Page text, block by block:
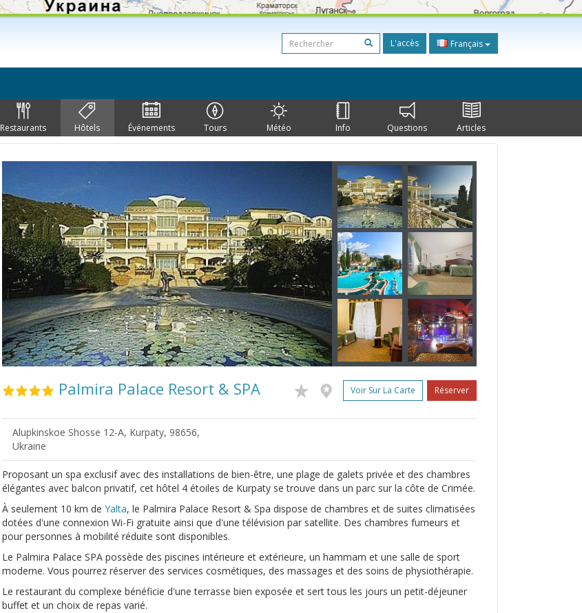
L'accès Français
Restaurants Hôtels Événements Tours Météo Info Questions Articles
Palmira Palace Resort & SPA Voir Sur La Carte Réserver
Alupkinskoe Shosse 12-A, Kurpaty, 98656,
Ukraine
Proposant un spa exclusif avec des installations de bien-être, une plage de galets privée et des chambres
élégantes avec balcon privatif, cet hôtel 4 étoiles de Kurpaty se trouve dans un parc sur la côte de Crimée.
À seulement 10 km de Yalta, le Palmira Palace Resort & Spa dispose de chambres et de suites climatisées
dotées d'une connexion Wi-Fi gratuite ainsi que d'une télévision par satellite. Des chambres fumeurs et
pour personnes à mobilité réduite sont disponibles.
Le Palmira Palace SPA possède des piscines intérieure et extérieure, un hammam et une salle de sport
moderne. Vous pourrez réserver des services cosmétiques, des massages et des soins de physiothérapie.
Le restaurant du complexe bénéficie d'une terrasse bien exposée et sert tous les jours un petit-déjeuner
buffet et un choix de repas varié.